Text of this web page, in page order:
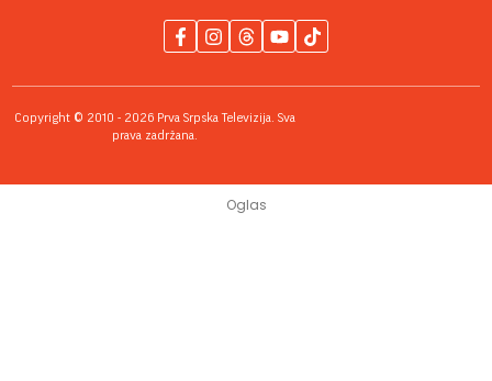
Copyright © 2010 - 2026 Prva Srpska Televizija. Sva
prava zadržana.